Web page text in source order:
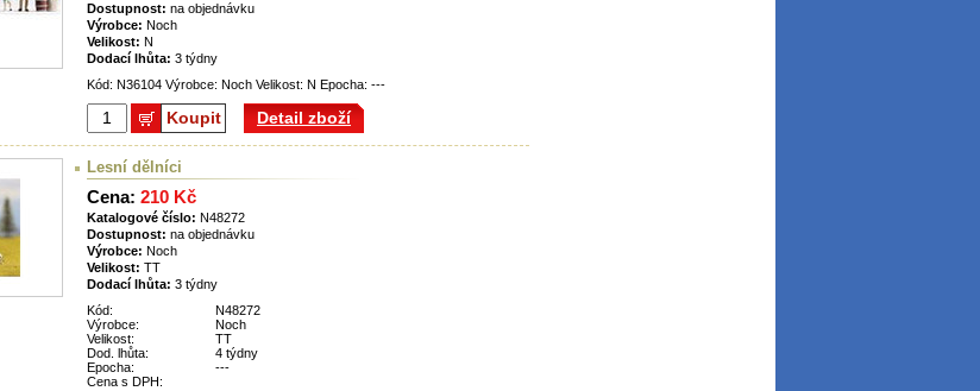
Dostupnost: na objednávku
Výrobce: Noch
Velikost: N
Dodací lhůta: 3 týdny
Kód: N36104 Výrobce: Noch Velikost: N Epocha: ---
Koupit Detail zboží
Lesní dělníci
Cena: 210 Kč
Katalogové číslo: N48272
Dostupnost: na objednávku
Výrobce: Noch
Velikost: TT
Dodací lhůta: 3 týdny
Kód:
N48272
Výrobce:
Noch
Velikost:
TT
Dod. lhůta:
4 týdny
Epocha:
---
Cena s DPH: